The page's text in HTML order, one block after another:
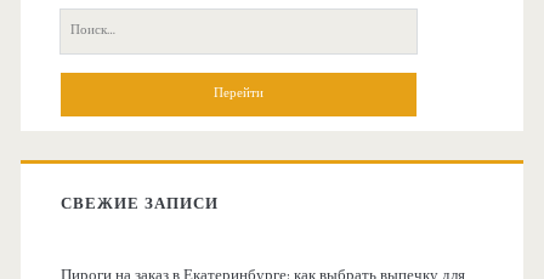
П
о
:
СВЕЖИЕ ЗАПИСИ
Пироги на заказ в Екатеринбурге: как выбрать выпечку для